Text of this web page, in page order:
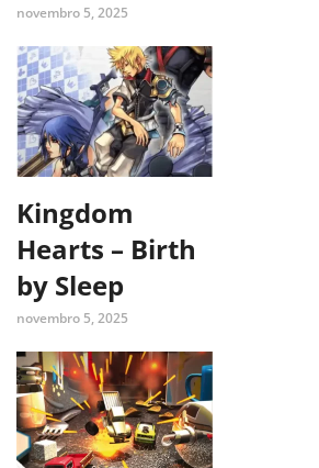
novembro 5, 2025
Kingdom
Hearts – Birth
by Sleep
novembro 5, 2025